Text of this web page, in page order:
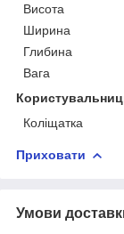
Висота
Ширина
Глибина
Вага
Коліщатка
Приховати
Умови